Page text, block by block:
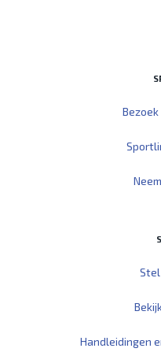
Handleidingen